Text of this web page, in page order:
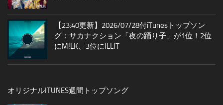
【23:40更新】2026/07/28付iTunesトップソン
グ：サカナクション「夜の踊り子」が1位！2位
にM!LK、3位にILLIT
オリジナルITUNES週間トップソング